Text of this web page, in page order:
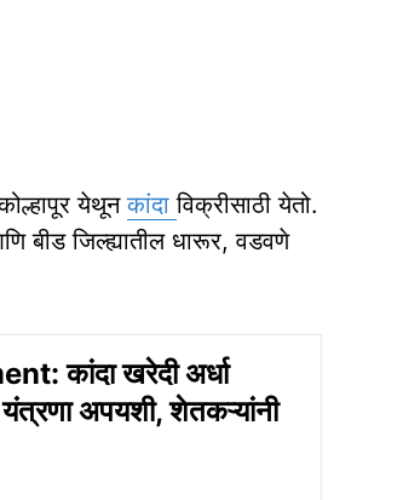
येथूनकांदाविक्रीसाठी येतो.
बीड जिल्ह्यातील धारूर, वडवणे
कांदा खरेदी अर्धा
यंत्रणा अपयशी, शेतकऱ्यांनी